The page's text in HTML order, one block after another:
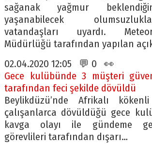
sağanak yağmur
yaşanabilecek
vatandaşları uyardı.
Müdürlüğü tarafından yapılan
02.04.2020 12:05 💬 0 👀
Gece kulübünde 3 müşteri
tarafından feci şekilde dövüldü
Beylikdüzü’nde Afrikalı
çalışanlarca dövüldüğü gece
kavga olayı ile gündeme
görevlileri tarafından dışarı…